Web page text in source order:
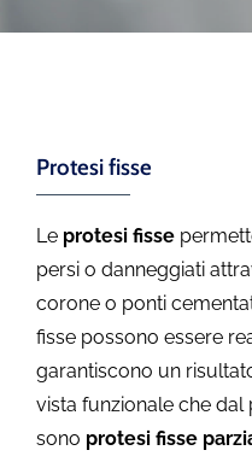
Protesi fisse
Le protesi fisse
persi o danneggiati
corone o ponti
fisse possono essere
garantiscono un
vista funzionale che dal
sono protesi fisse